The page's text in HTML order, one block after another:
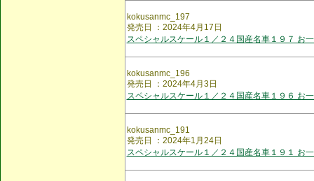
kokusanmc_197
発売日 ：2024年4月17日
スペシャルスケール１／２４国産名車１９７ お
kokusanmc_196
発売日 ：2024年4月3日
スペシャルスケール１／２４国産名車１９６ お
kokusanmc_191
発売日 ：2024年1月24日
スペシャルスケール１／２４国産名車１９１ お